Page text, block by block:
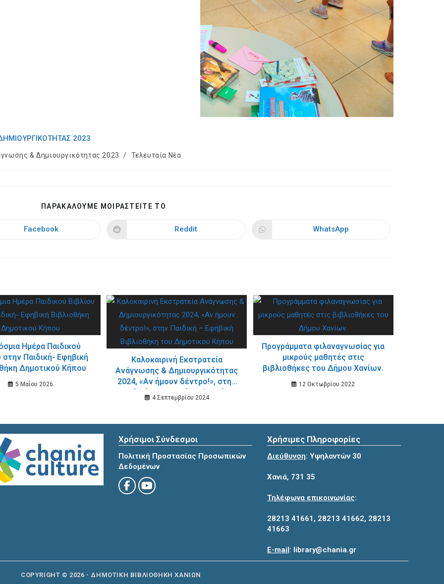
2023
& Δημιουργικότητας 2023 / Τελευταία Νέα
ΠΑΡΑΚΑΛΟΥΜΕ ΜΟΙΡΑΣΤΕΙΤΕ ΤΟ
CONTENT
Opens
Facebook
Opens
Reddit
Opens
WhatsApp
Ημέρα Παιδικού
στην Παιδική- Εφηβική
Δημοτικού Κήπου
5 Μαΐου 2026
Καλοκαιρινή Εκστρατεία
Ανάγνωσης & Δημιουργικότητας
2024, «Αν ήμουν δέντρο!», στην
Παιδική – Εφηβική Βιβλιοθήκη
του Δημοτικού Κήπου
4 Σεπτεμβρίου 2024
Προγράμματα φιλαναγνωσίας για
μικρούς μαθητές στις
βιβλιοθήκες του Δήμου Χανίων.
12 Οκτωβρίου 2022
Χρήσιμοι Σύνδεσμοι
Πολιτική Προστασίας Προσωπικών
Δεδομένων
Χρήσιμες Πληροφορίες
Διεύθυνση: Υψηλαντών 30
Χανιά, 731 35
Τηλέφωνα επικοινωνίας:
28213 41661 , 28213 41662, 28213
41663
E-mail: library@chania.gr
COPYRIGHT © 2026 - ΔΗΜΟΤΙΚΗ ΒΙΒΛΙΟΘΗΚΗ ΧΑΝΙΩΝ